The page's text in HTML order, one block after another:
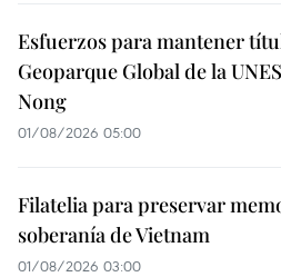
Esfuerzos para mantener
Geoparque Global de la
Nong
01/08/2026 05:00
Filatelia para preservar
soberanía de Vietnam
01/08/2026 03:00